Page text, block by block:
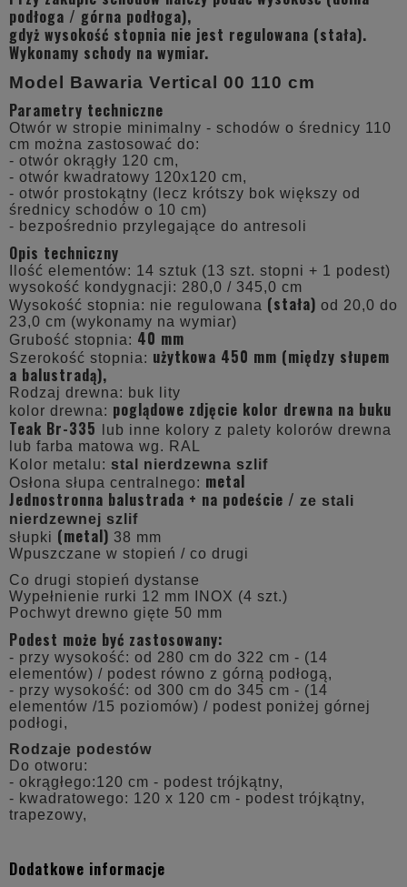
podłoga / górna podłoga),
gdyż wysokość stopnia nie jest regulowana (stała).
Wykonamy schody na wymiar.
Model Bawaria Vertical 00 110 cm
Parametry techniczne
Otwór w stropie minimalny - schodów o średnicy 110
cm można zastosować do:
- otwór okrągły 120 cm,
- otwór kwadratowy 120x120 cm,
- otwór prostokątny (lecz krótszy bok większy od
średnicy schodów o 10 cm)
- bezpośrednio przylegające do antresoli
Opis techniczny
Ilość elementów: 14 sztuk (13 szt. stopni + 1 podest)
wysokość kondygnacji: 280,0 / 345,0 cm
Wysokość stopnia: nie regulowana (stała) od 20,0 do
23,0 cm (wykonamy na wymiar)
Grubość stopnia: 40 mm
Szerokość stopnia: użytkowa 450 mm (między słupem
a balustradą),
Rodzaj drewna: buk lity
kolor drewna: poglądowe zdjęcie kolor drewna na buku
Teak Br-335
lub inne kolory z palety kolorów drewna
lub farba matowa wg. RAL
Kolor metalu: stal nierdzewna szlif
Osłona słupa centralnego: metal
Jednostronna balustrada + na podeście / ze stali
nierdzewnej szlif
słupki (metal) 38 mm
Wpuszczane w stopień / co drugi
Co drugi stopień dystanse
Wypełnienie rurki 12 mm INOX (4 szt.)
Pochwyt drewno gięte 50 mm
Podest może być zastosowany:
- przy wysokość: od 280 cm do 322 cm - (14
elementów) / podest równo z górną podłogą,
- przy wysokość: od 300 cm do 345 cm - (14
elementów /15 poziomów) / podest poniżej górnej
podłogi,
Rodzaje podestów
Do otworu:
- okrągłego:120 cm - podest trójkątny,
- kwadratowego: 120 x 120 cm - podest trójkątny,
trapezowy,
Dodatkowe informacje